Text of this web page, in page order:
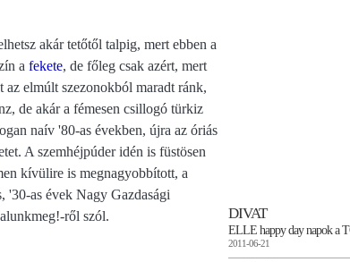
akár tetőtől talpig, mert ebben a
a fekete, de főleg csak azért, mert
az elmúlt szezonokból maradt ránk,
de akár a fémesen csillogó türkiz
naív '80-as években, újra az óriás
A szemhéjpúder idén is füstösen
kívülire is megnagyobbított, a
'30-as évek Nagy Gazdasági
ről szól.
DIVAT
ELLE happy day napok a
2011-06-21